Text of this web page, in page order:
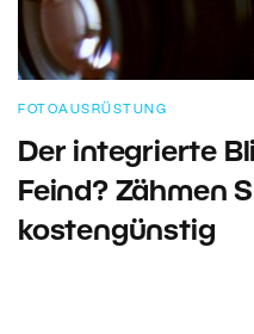
FOTOAUSRÜSTUNG
Der integrierte
Feind? Zähmen
kostengünstig